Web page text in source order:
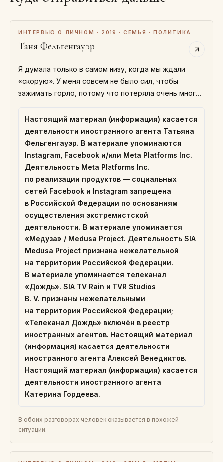
ИНТЕРВЬЮ О ЛИЧНОМ · 2019 · СЕМЬЯ · ПОЛИТИКА
Таня Фельгенгауэр
Я думала только в самом низу, когда мы ждали
«скорую». У меня совсем не было сил, чтобы
зажимать горло, потому что потеряла очень много
Настоящий материал (информация) касается
деятельности иностранного агента Татьяна
Фельгенгауэр. В материале упоминаются
Instagram, Facebook и/или Meta Platforms Inc.
Деятельность Meta Platforms Inc.
по реализации продуктов — социальных
сетей Facebook и Instagram запрещена
в Российской Федерации по основаниям
осуществления экстремистской
деятельности. В материале упоминается
«Медуза» / Medusa Project. Деятельность SIA
Medusa Project признана нежелательной
на территории Российской Федерации.
В материале упоминается телеканал
«Дождь». SIA TV Rain и TVR Studios
B. V. признаны нежелательными
на территории Российской Федерации;
«Телеканал Дождь» включён в реестр
иностранных агентов. Настоящий материал
(информация) касается деятельности
иностранного агента Алексей Венедиктов.
Настоящий материал (информация) касается
деятельности иностранного агента
Катерина Гордеева.
В обоих разговорах человек оказывается в похожей
ситуации.